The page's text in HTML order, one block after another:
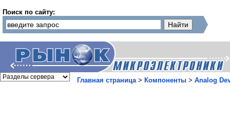
Поиск по сайту:
Главная страница> Компоненты > Analog